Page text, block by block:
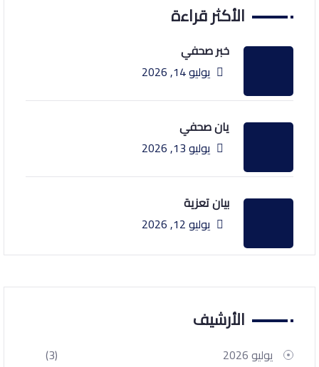
الأكثر قراءة
خبر صحفي
يوليو 14, 2026
يان صحفي
يوليو 13, 2026
بيان تعزية
يوليو 12, 2026
الأرشيف
يوليو 2026
(3)